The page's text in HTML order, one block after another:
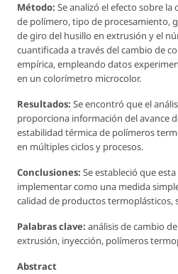
Método: Se analizó el efecto sobre
de polímero, tipo de procesamiento,
de giro del husillo en extrusión y el
cuantificada a través del cambio de
empírica, empleando datos
en un colorímetro microcolor.
Resultados: Se encontró que el
proporciona información del avance
estabilidad térmica de polímeros
en múltiples ciclos y procesos.
Conclusiones: Se estableció que
implementar como una medida
calidad de productos termoplásticos,
Palabras clave: análisis de cambio
extrusión, inyección, polímeros
Abstract